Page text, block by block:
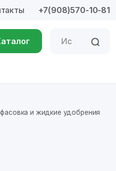
+7(908)570-10-81
и жидкие удобрения